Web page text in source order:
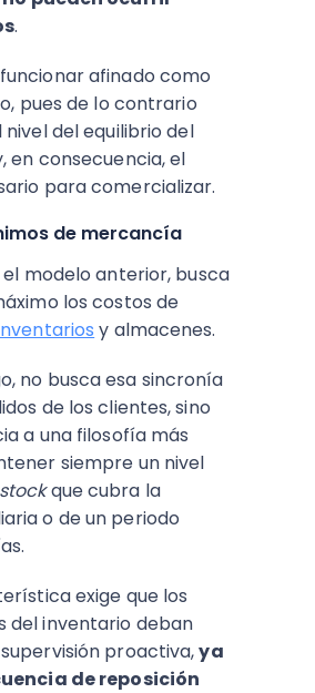
.
afinado como
pues de lo contrario
del equilibrio del
en consecuencia, el
para comercializar.
de mercancía
el modelo anterior, busca
los costos de
y almacenes.
no busca esa sincronía
de los clientes, sino
a una filosofía más
siempre un nivel
stockque cubra la
o de un periodo
exige que los
del inventario deban
proactiva,ya
de reposición